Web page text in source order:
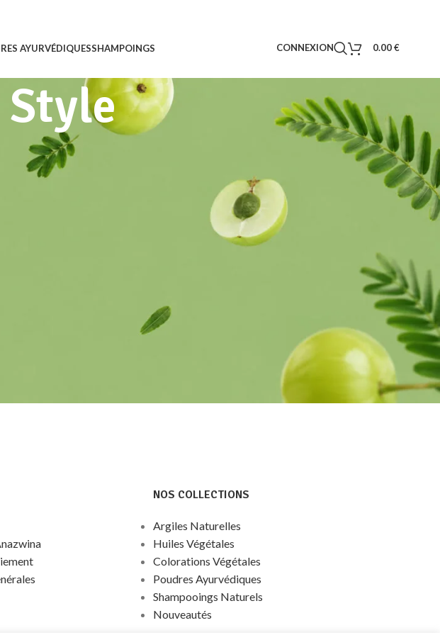
AYURVÉDIQUESSHAMPOINGS CONNEXION 0.00€
Style
NOS COLLECTIONS
Argiles Naturelles
Huiles Végétales
Colorations Végétales
Poudres Ayurvédiques
Shampooings Naturels
Nouveautés